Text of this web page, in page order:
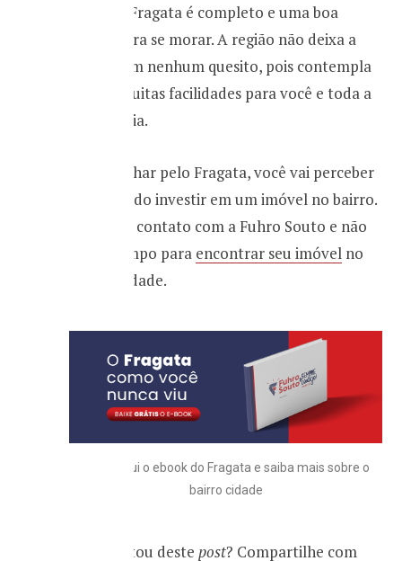
O bairro Fragata é completo e uma boa
opção para se morar. A região não deixa a
desejar em nenhum quesito, pois contempla
lazer e muitas facilidades para você e toda a
sua família.
Ao caminhar pelo Fragata, você vai perceber
que é válido investir em um imóvel no bairro.
Entre em contato com a Fuhro Souto e não
perca tempo para encontrar seu imóvel no
Bairro Cidade.
Baixe aqui o ebook do Fragata e saiba mais sobre o
bairro cidade
Você gostou deste post? Compartilhe com